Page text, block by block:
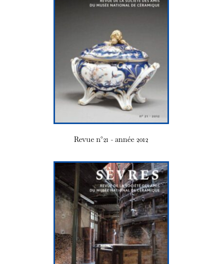
Revue n°21 - année 2012